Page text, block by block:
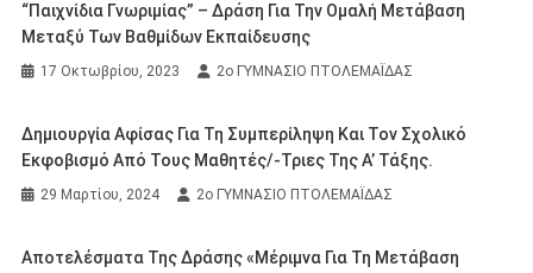
“Παιχνίδια Γνωριμίας” – Δράση Για Την Ομαλή Μετάβαση
Μεταξύ Των Βαθμίδων Εκπαίδευσης
17 Οκτωβρίου, 2023 2ο ΓΥΜΝΑΣΙΟ ΠΤΟΛΕΜΑΪΔΑΣ
Δημιουργία Αφίσας Για Τη Συμπερίληψη Και Τον Σχολικό
Εκφοβισμό Από Τους Μαθητές/-Τριες Της Α’ Τάξης.
29 Μαρτίου, 2024 2ο ΓΥΜΝΑΣΙΟ ΠΤΟΛΕΜΑΪΔΑΣ
Αποτελέσματα Της Δράσης «Μέριμνα Για Τη Μετάβαση